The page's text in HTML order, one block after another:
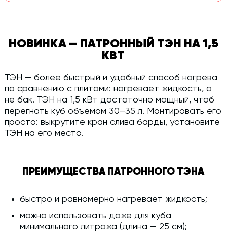
НОВИНКА — ПАТРОННЫЙ ТЭН НА 1,5
КВТ
ТЭН — более быстрый и удобный способ нагрева
по сравнению с плитами: нагревает жидкость, а
не бак. ТЭН на 1,5 кВт достаточно мощный, чтоб
перегнать куб объёмом 30–35 л. Монтировать его
просто: выкрутите кран слива барды, установите
ТЭН на его место.
ПРЕИМУЩЕСТВА ПАТРОННОГО ТЭНА
быстро и равномерно нагревает жидкость;
можно использовать даже для куба
минимального литража (длина — 25 см);